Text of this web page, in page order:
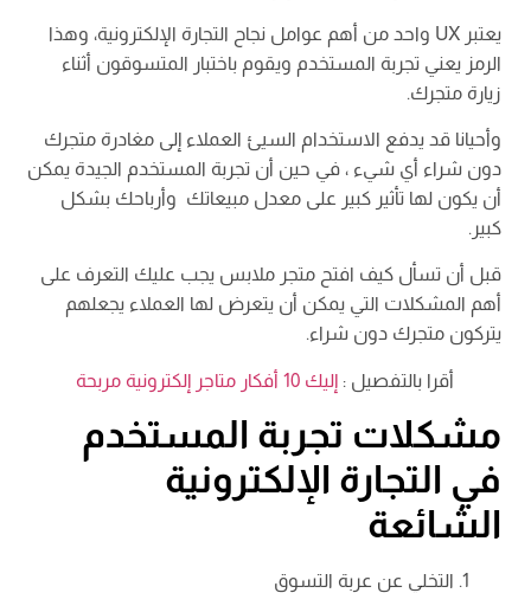
يعتبر UX واحد من أهم عوامل نجاح التجارة الإلكترونية، وهذا
الرمز يعني تجربة المستخدم ويقوم باختبار المتسوقون أثناء
زيارة متجرك.
وأحيانا قد يدفع الاستخدام السيئ العملاء إلى مغادرة متجرك
دون شراء أي شيء ، في حين أن تجربة المستخدم الجيدة يمكن
أن يكون لها تأثير كبير على معدل مبيعاتك وأرباحك بشكل
كبير.
قبل أن تسأل كيف افتح متجر ملابس يجب عليك التعرف على
أهم المشكلات التي يمكن أن يتعرض لها العملاء يجعلهم
يتركون متجرك دون شراء.
أقرا بالتفصيل :إليك 10 أفكار متاجر إلكترونية مربحة
مشكلات تجربة المستخدم
في التجارة الإلكترونية
الشائعة
التخلي عن عربة التسوق